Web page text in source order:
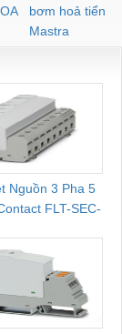
bơm hoả tiển
Mastra
Nguồn 3 Pha 5
FLT-SEC-